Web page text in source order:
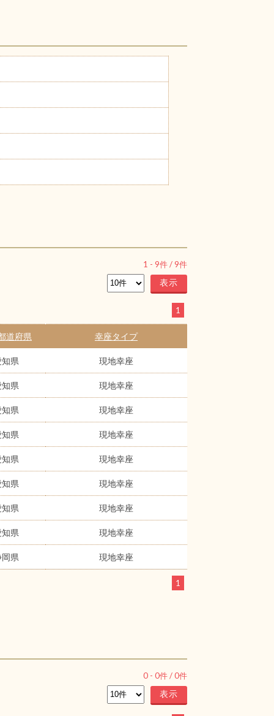
1 - 9件 /9件
1
道府県 幸座タイプ
県 現地幸座
県 現地幸座
県 現地幸座
県 現地幸座
県 現地幸座
県 現地幸座
県 現地幸座
県 現地幸座
県 現地幸座
1
0 - 0件 /0件